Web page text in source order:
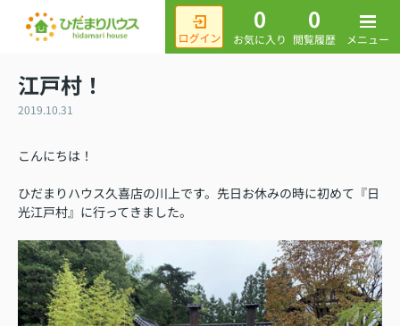
0
お気に入り
0
閲覧履歴 メニュー
江戸村！
2019.10.31
こんにちは！
ひだまりハウス久喜店の川上です。先日お休みの時に初めて『日
光江戸村』に行ってきました。